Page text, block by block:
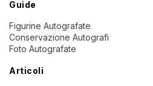
Guide
Figurine Autografate
Conservazione Autografi
Foto Autografate
Articoli